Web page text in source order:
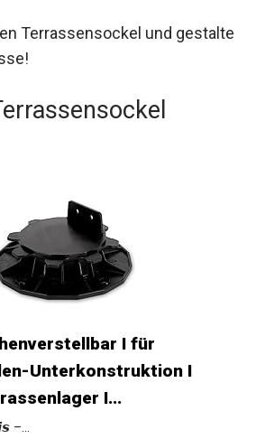
Terrassensockel und gestalte
I für
Unterkonstruktion I
I...
–...